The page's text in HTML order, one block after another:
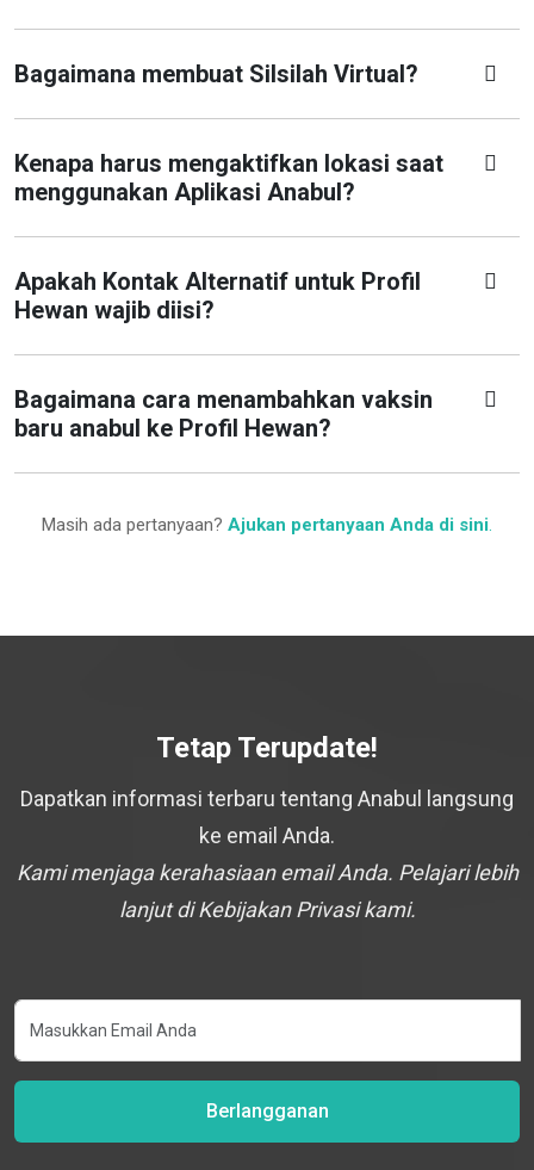
Bagaimana membuat Silsilah Virtual?
Kenapa harus mengaktifkan lokasi saat
menggunakan Aplikasi Anabul?
Apakah Kontak Alternatif untuk Profil
Hewan wajib diisi?
Bagaimana cara menambahkan vaksin
baru anabul ke Profil Hewan?
Masih ada pertanyaan? Ajukan pertanyaan Anda di sini.
Tetap Terupdate!
Dapatkan informasi terbaru tentang Anabul langsung
ke email Anda.
Kami menjaga kerahasiaan email Anda. Pelajari lebih
lanjut di Kebijakan Privasi kami.
Berlangganan